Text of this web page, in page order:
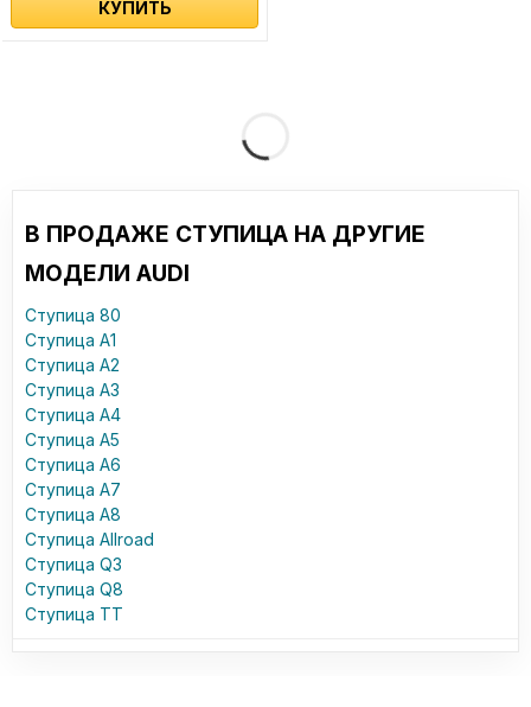
КУПИТЬ
В ПРОДАЖЕ СТУПИЦА НА ДРУГИЕ
МОДЕЛИ AUDI
Ступица 80
Ступица A1
Ступица A2
Ступица A3
Ступица A4
Ступица A5
Ступица A6
Ступица A7
Ступица A8
Ступица Allroad
Ступица Q3
Ступица Q8
Ступица TT